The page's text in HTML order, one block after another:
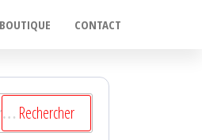
BOUTIQUE CONTACT